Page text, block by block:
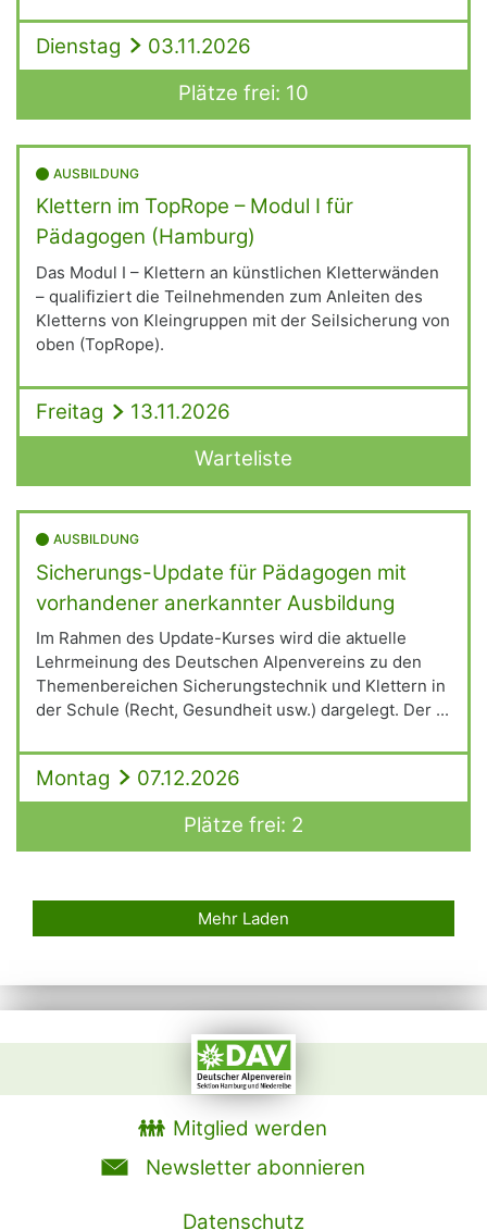
Dienstag
03.11.2026
Plätze frei: 10
AUSBILDUNG
Klettern im TopRope – Modul I für
Pädagogen (Hamburg)
Das Modul I – Klettern an künstlichen Kletterwänden
– qualifiziert die Teilnehmenden zum Anleiten des
Kletterns von Kleingruppen mit der Seilsicherung von
oben (TopRope).
Freitag
13.11.2026
Warteliste
AUSBILDUNG
Sicherungs-Update für Pädagogen mit
vorhandener anerkannter Ausbildung
Im Rahmen des Update-Kurses wird die aktuelle
Lehrmeinung des Deutschen Alpenvereins zu den
Themenbereichen Sicherungstechnik und Klettern in
der Schule (Recht, Gesundheit usw.) dargelegt. Der ...
Montag
07.12.2026
Plätze frei: 2
Mehr Laden
Mitglied werden
Newsletter abonnieren
Datenschutz